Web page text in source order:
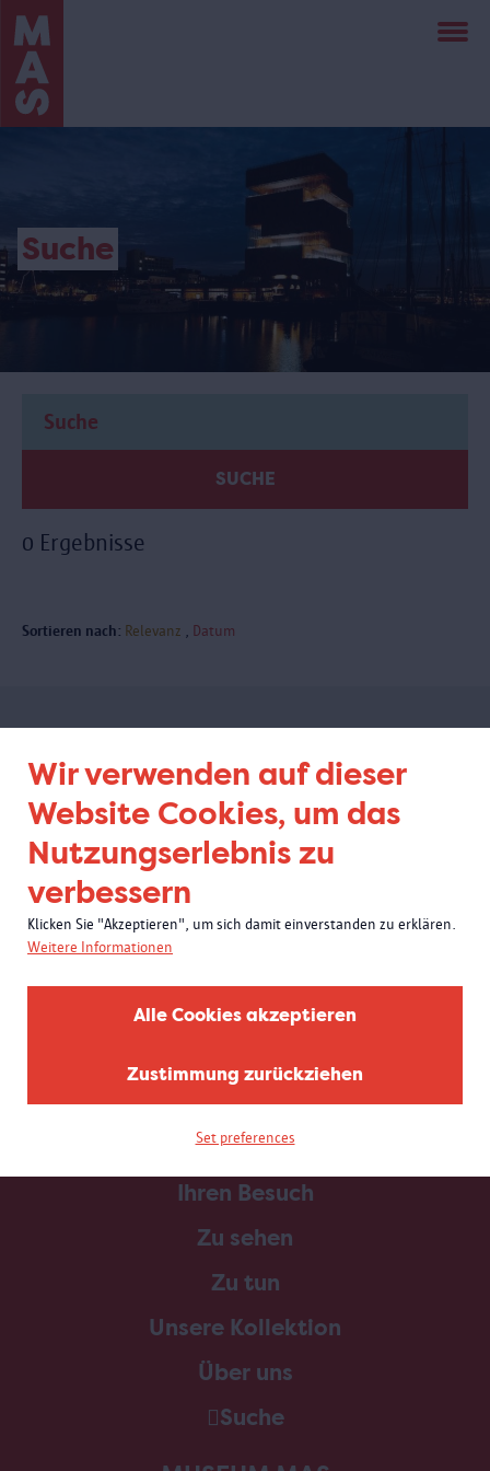
Wir verwenden auf dieser
Website Cookies, um das
Nutzungserlebnis zu
verbessern
Klicken Sie "Akzeptieren", um sich damit einverstanden zu erklären.
Weitere Informationen
Alle Cookies akzeptieren
Zustimmung zurückziehen
Set preferences
Direkt
zum
Inhalt
Suche
SUCHE
0 Ergebnisse
Sortieren nach: Relevanz Datum
Abonnieren Sie unseren
Newsletter
Home
Ihren Besuch
Zu sehen
Zu tun
Unsere Kollektion
Über uns
Suche